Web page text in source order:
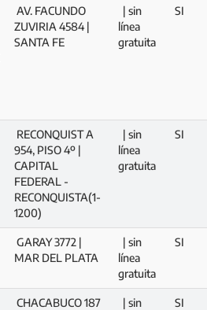
AV. FACUNDO
ZUVIRIA 4584 |
SANTA FE
| sin
línea
gratuita
SI
RECONQUIST A
954, PISO 4º |
CAPITAL
FEDERAL -
RECONQUISTA(1-
1200)
| sin
línea
gratuita
SI
GARAY 3772 |
MAR DEL PLATA
| sin
línea
gratuita
SI
CHACABUCO 187
| sin
SI